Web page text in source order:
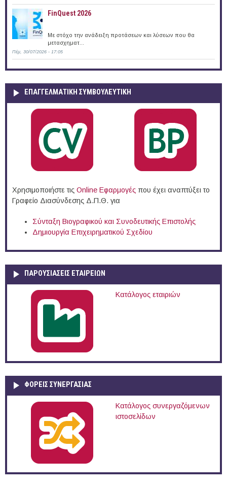
FinQuest 2026
Με στόχο την ανάδειξη προτάσεων και λύσεων που θα
μετασχηματ...
Πέμ, 30/07/2026 - 17:05
ΕΠΑΓΓΕΛΜΑΤΙΚΉ ΣΥΜΒΟΥΛΕΥΤΙΚΉ
Χρησιμοποιήστε τις Online Eφαρμογές που έχει αναπτύξει το
Γραφείο Διασύνδεσης Δ.Π.Θ. για
Σύνταξη Βιογραφικού και Συνοδευτικής Επιστολής
Δημιουργία Επιχειρηματικού Σχεδίου
ΠΑΡΟΥΣΙΆΣΕΙΣ ΕΤΑΙΡΕΙΏΝ
Κατάλογος εταιριών
ΦΟΡΕΙΣ ΣΥΝΕΡΓΑΣΙΑΣ
Κατάλογος συνεργαζόμενων
ιστοσελίδων